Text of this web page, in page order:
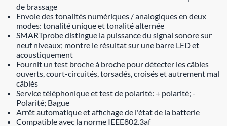
de brassage
Envoie des tonalités numériques / analogiques en deux
modes: tonalité unique et tonalité alternée
SMARTprobe distingue la puissance du signal sonore sur
neuf niveaux; montre le résultat sur une barre LED et
acoustiquement
Fournit un test broche à broche pour détecter les câbles
ouverts, court-circuités, torsadés, croisés et autrement mal
câblés
Service téléphonique et test de polarité: + polarité; -
Polarité; Bague
Arrêt automatique et affichage de l'état de la batterie
Compatible avec la norme IEEE802.3af